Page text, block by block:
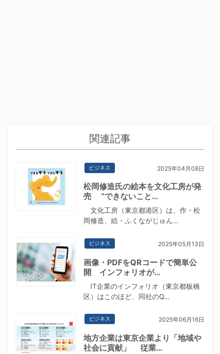
関連記事
ビジネス 2025年04月08日
松岡修造氏の絵本を文化工房が発
売 “できないこと…
文化工房（東京都港区）は、作・松
岡修造、絵・ふくながじゅん…
ビジネス 2025年05月13日
画像・PDFをQRコードで簡単公
開 インフォリオが…
IT企業のインフォリオ（東京都板橋
区）はこのほど、同社のQ…
ビジネス 2025年06月16日
地方企業は東京企業より「地域や
社会に貢献」 従業…